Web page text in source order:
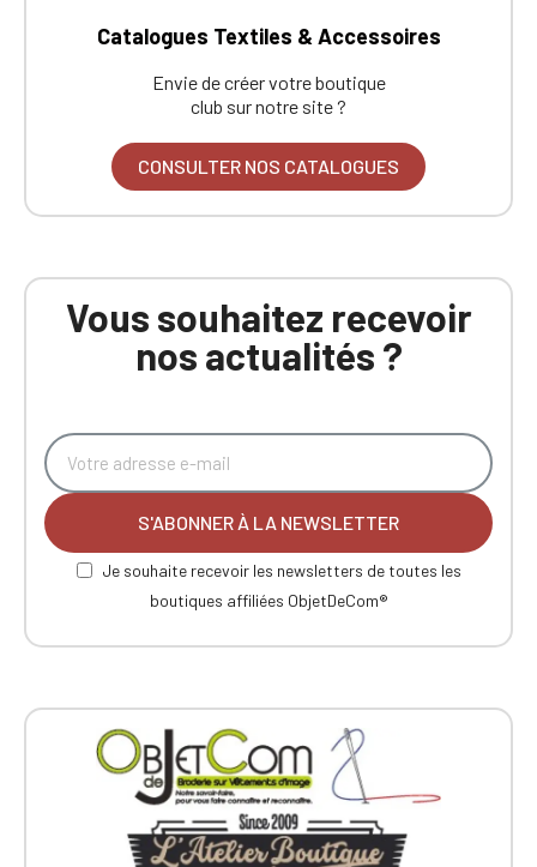
Catalogues Textiles & Accessoires
Envie de créer votre boutique
club sur notre site ?
CONSULTER NOS CATALOGUES
Vous souhaitez recevoir
nos actualités ?
S'ABONNER À LA NEWSLETTER
Je souhaite recevoir les newsletters de toutes les
boutiques affiliées ObjetDeCom®